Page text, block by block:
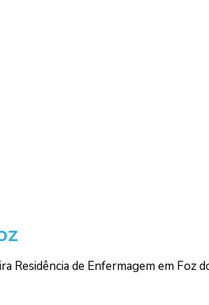
Residência de Enfermagem em Foz